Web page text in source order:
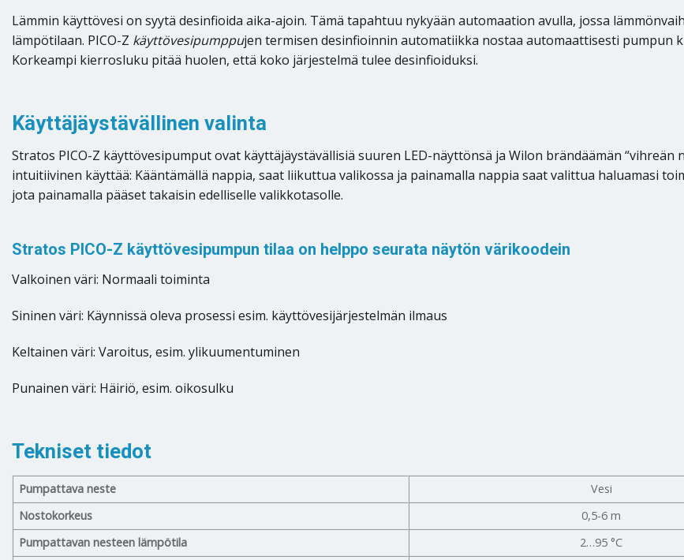
Lämmin käyttövesi on syytä desinfioida aika-ajoin. Tämä tapahtuu nykyään automaation avulla, jossa
lämpötilaan. PICO-Z käyttövesipumppujen termisen desinfioinnin automatiikka nostaa automaattisesti pumpun
Korkeampi kierrosluku pitää huolen, että koko järjestelmä tulee desinfioiduksi.
Käyttäjäystävällinen valinta
Stratos PICO-Z käyttövesipumput ovat käyttäjäystävällisiä suuren LED-näyttönsä ja Wilon brändäämän “vihreän
intuitiivinen käyttää: Kääntämällä nappia, saat liikuttua valikossa ja painamalla nappia saat valittua haluamasi
jota painamalla pääset takaisin edelliselle valikkotasolle.
Stratos PICO-Z käyttövesipumpun tilaa on helppo seurata näytön värikoodein
Valkoinen väri: Normaali toiminta
Sininen väri: Käynnissä oleva prosessi esim. käyttövesijärjestelmän ilmaus
Keltainen väri: Varoitus, esim. ylikuumentuminen
Punainen väri: Häiriö, esim. oikosulku
Tekniset tiedot
Pumpattava neste
Vesi
Nostokorkeus
0,5-6 m
Pumpattavan nesteen lämpötila
2…95 °C